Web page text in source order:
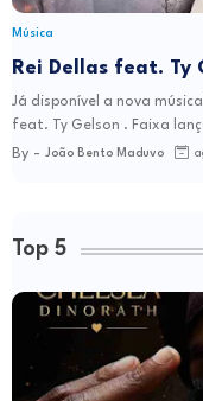
Música
Rei Dellas feat. Ty
Já disponível a nova
feat. Ty Gelson . Faixa
By - João Bento Maduvo
Top 5